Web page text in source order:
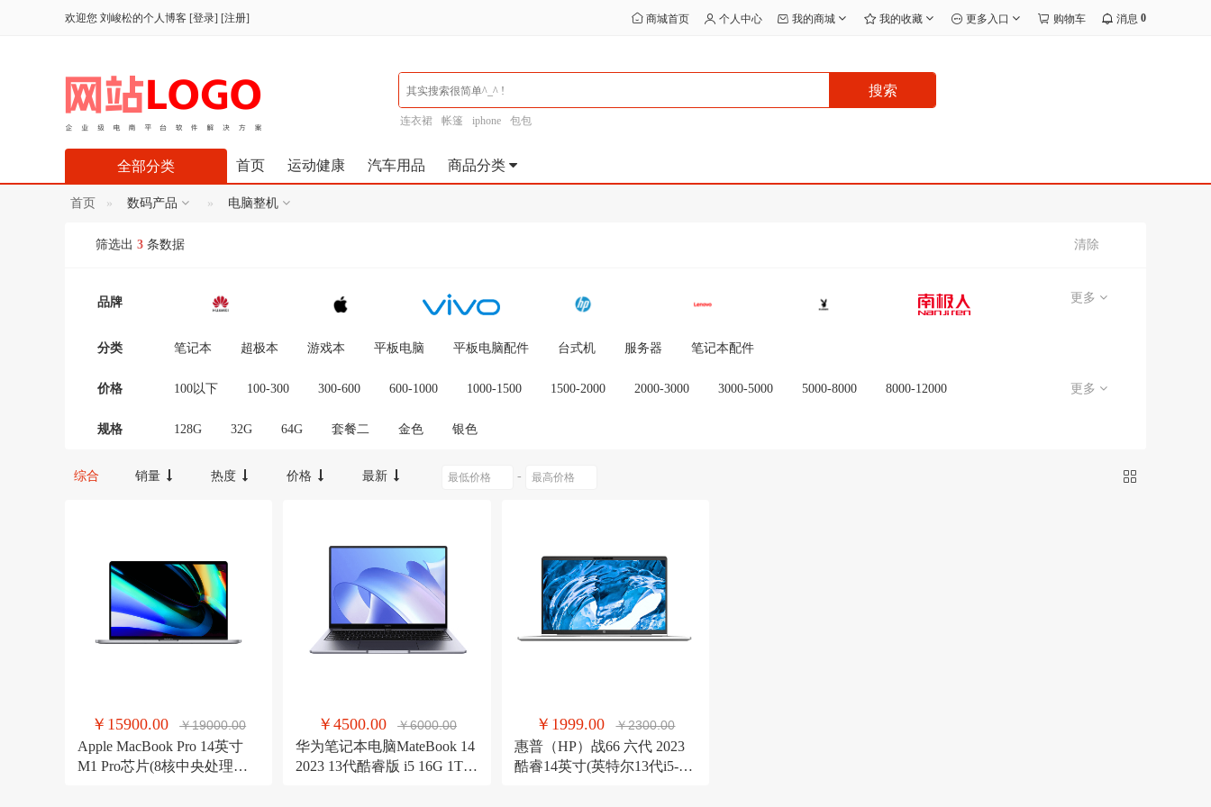
欢迎您 刘峻松的个人博客 [登录] [注册] 商城首页 个人中心 我的商城 我的收藏 更多入口 购物车 消息 0
搜索
连衣裙 帐篷 iphone 包包
首页 运动健康 汽车用品 商品分类
全部分类
首页 数码产品 电脑整机
筛选出 3 条数据 清除
品牌 更多
分类 笔记本 超极本 游戏本 平板电脑 平板电脑配件 台式机 服务器 笔记本配件
价格 100以下 100-300 300-600 600-1000 1000-1500 1500-2000 2000-3000 3000-5000 5000-8000 8000-12000
12000-16000 16000-20000 20000以上
更多
规格 128G 32G 64G 套餐二 金色 银色
综合 销量 热度 价格 最新 -
￥15900.00 ￥19000.00
Apple MacBook Pro 14英寸
M1 Pro芯片(8核中央处理器
￥4500.00 ￥6000.00
华为笔记本电脑MateBook 14
2023 13代酷睿版 i5 16G 1T
￥1999.00 ￥2300.00
惠普（HP）战66 六代 2023
酷睿14英寸(英特尔13代i5-